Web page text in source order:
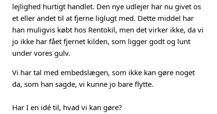
lejlighed hurtigt handlet. Den nye udlejer har nu givet os
et eller andet til at fjerne liglugt med. Dette middel har
han muligvis købt hos Rentokil, men det virker ikke, da vi
jo ikke har fået fjernet kilden, som ligger godt og lunt
under vores gulv.
Vi har tal med embedslægen, som ikke kan gøre noget
da, som han sagde, vi kunne jo bare flytte.
Har I en idé til, hvad vi kan gøre?